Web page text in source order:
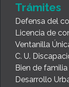
Trámites
Defensa del
Licencia de
Ventanilla
C. U.
Bien de familia
Desarrollo